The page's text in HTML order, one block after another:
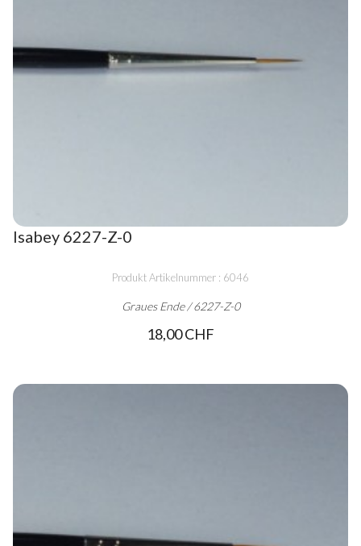
Isabey 6227-Z-0
Produkt Artikelnummer : 6046
Graues Ende / 6227-Z-0
18,00 CHF